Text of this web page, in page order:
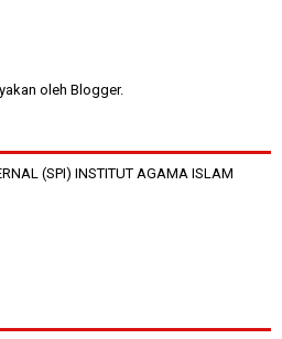
oleh Blogger.
(SPI) INSTITUT AGAMA ISLAM